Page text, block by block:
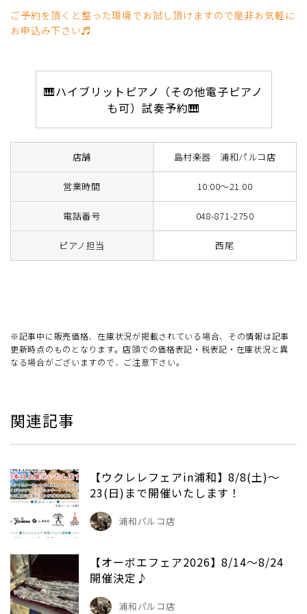
ご予約を頂くと整った環境でお試し頂けますので是非お気軽に
お申込み下さい♬
🎹ハイブリットピアノ（その他電子ピアノ
も可）試奏予約🎹
店舗 島村楽器 浦和パルコ店
営業時間 10:00～21:00
電話番号 048-871-2750
ピアノ担当 西尾
※記事中に販売価格、在庫状況が掲載されている場合、その情報は記事
更新時点のものとなります。店頭での価格表記・税表記・在庫状況と異
なる場合がございますので、ご注意下さい。
関連記事
【ウクレレフェアin浦和】8/8(土)～
23(日)まで開催いたします！
浦和パルコ店
【オーボエフェア2026】8/14～8/24
開催決定♪
浦和パルコ店